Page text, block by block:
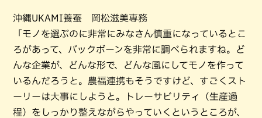
沖縄UKAMI養蚕 岡松滋美専務
「モノを選ぶのに非常にみなさん慎重になっているとこ
ろがあって、バックボーンを非常に調べられますね。ど
んな企業が、どんな形で、どんな風にしてモノを作って
いるんだろうと。農福連携もそうですけど、すごくスト
ーリーは大事にしようと。トレーサビリティ（生産過
程）をしっかり整えながらやっていくというところが、